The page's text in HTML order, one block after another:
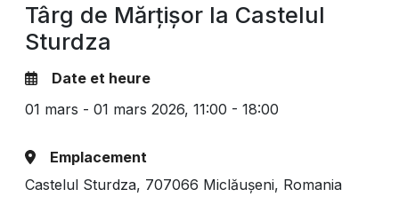
Târg de Mărțișor la Castelul
Sturdza
Date et heure
01 mars - 01 mars 2026, 11:00 - 18:00
Emplacement
Castelul Sturdza, 707066 Miclăușeni, Romania